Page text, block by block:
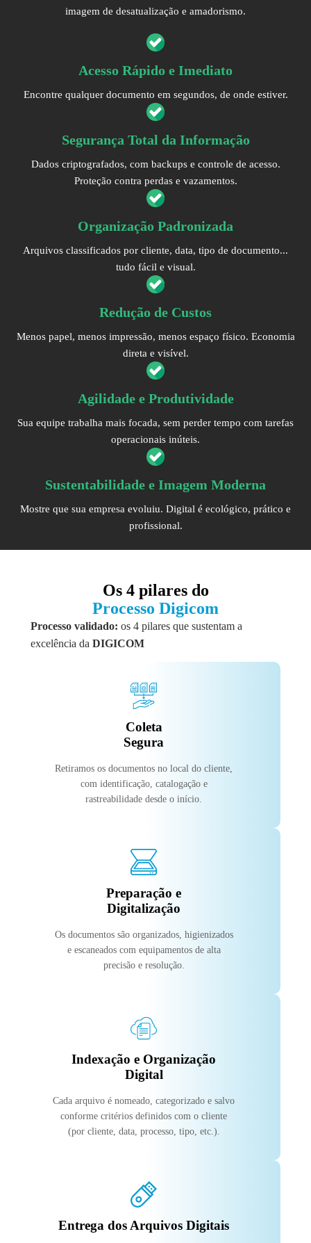
imagem de desatualização e amadorismo.
Acesso Rápido e Imediato
Encontre qualquer documento em segundos, de onde estiver.
Segurança Total da Informação
Dados criptografados, com backups e controle de acesso.
Proteção contra perdas e vazamentos.
Organização Padronizada
Arquivos classificados por cliente, data, tipo de documento...
tudo fácil e visual.
Redução de Custos
Menos papel, menos impressão, menos espaço físico. Economia
direta e visível.
Agilidade e Produtividade
Sua equipe trabalha mais focada, sem perder tempo com tarefas
operacionais inúteis.
Sustentabilidade e Imagem Moderna
Mostre que sua empresa evoluiu. Digital é ecológico, prático e
profissional.
Os 4 pilares do
Processo Digicom
Processo validado: os 4 pilares que sustentam a
excelência da DIGICOM
Coleta
Segura
Retiramos os documentos no local do cliente,
com identificação, catalogação e
rastreabilidade desde o início.
Preparação e
Digitalização
Os documentos são organizados, higienizados
e escaneados com equipamentos de alta
precisão e resolução.
Indexação e Organização
Digital
Cada arquivo é nomeado, categorizado e salvo
conforme critérios definidos com o cliente
(por cliente, data, processo, tipo, etc.).
Entrega dos Arquivos Digitais